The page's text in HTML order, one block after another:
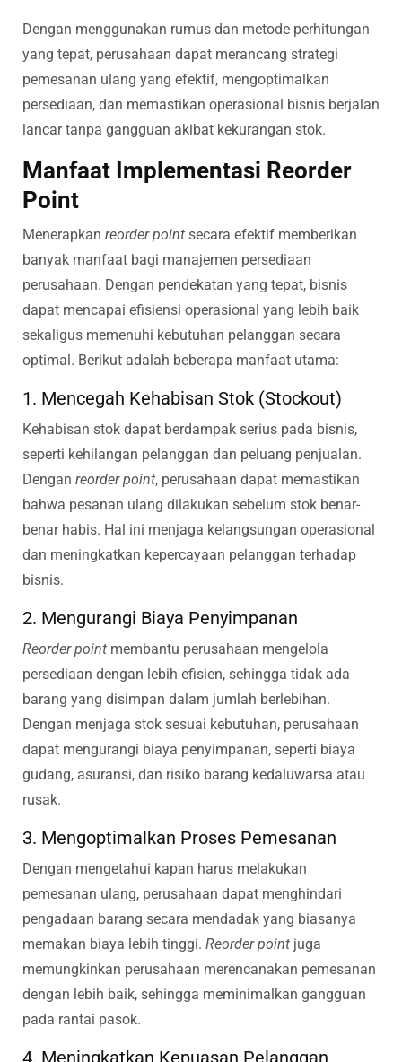
Dengan menggunakan rumus dan metode perhitungan
yang tepat, perusahaan dapat merancang strategi
pemesanan ulang yang efektif, mengoptimalkan
persediaan, dan memastikan operasional bisnis berjalan
lancar tanpa gangguan akibat kekurangan stok.
Manfaat Implementasi Reorder
Point
Menerapkan reorder point secara efektif memberikan
banyak manfaat bagi manajemen persediaan
perusahaan. Dengan pendekatan yang tepat, bisnis
dapat mencapai efisiensi operasional yang lebih baik
sekaligus memenuhi kebutuhan pelanggan secara
optimal. Berikut adalah beberapa manfaat utama:
1. Mencegah Kehabisan Stok (Stockout)
Kehabisan stok dapat berdampak serius pada bisnis,
seperti kehilangan pelanggan dan peluang penjualan.
Dengan reorder point, perusahaan dapat memastikan
bahwa pesanan ulang dilakukan sebelum stok benar-
benar habis. Hal ini menjaga kelangsungan operasional
dan meningkatkan kepercayaan pelanggan terhadap
bisnis.
2. Mengurangi Biaya Penyimpanan
Reorder point membantu perusahaan mengelola
persediaan dengan lebih efisien, sehingga tidak ada
barang yang disimpan dalam jumlah berlebihan.
Dengan menjaga stok sesuai kebutuhan, perusahaan
dapat mengurangi biaya penyimpanan, seperti biaya
gudang, asuransi, dan risiko barang kedaluwarsa atau
rusak.
3. Mengoptimalkan Proses Pemesanan
Dengan mengetahui kapan harus melakukan
pemesanan ulang, perusahaan dapat menghindari
pengadaan barang secara mendadak yang biasanya
memakan biaya lebih tinggi. Reorder point juga
memungkinkan perusahaan merencanakan pemesanan
dengan lebih baik, sehingga meminimalkan gangguan
pada rantai pasok.
4. Meningkatkan Kepuasan Pelanggan